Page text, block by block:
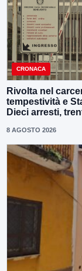
CRONACA
Rivolta nel
tempestività e
Dieci arresti,
8 AGOSTO 2026